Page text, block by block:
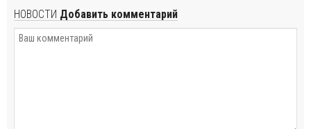
НОВОСТИ Добавить комментарий